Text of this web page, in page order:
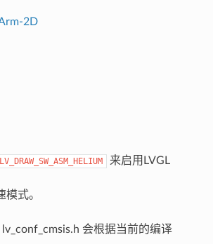
2D
LV_DRAW_SW_ASM_HELIUM
来启用LVGL
式。
lv_conf_cmsis.h 会根据当前的编译